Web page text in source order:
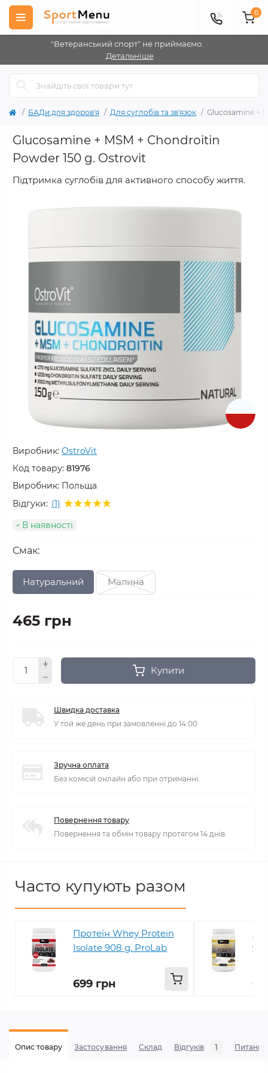
"Ветеранський спорт" не приймаємо.
Детальніше
0
БАДи для здоров'я Для суглобів та зв'язок Glucosamine +
Glucosamine + MSM + Chondroitin
Powder 150 g. Ostrovit
Підтримка суглобів для активного способу життя.
Виробник: OstroVit
Код товару: 81976
Виробник: Польща
Відгуки: (1)
В наявності
Смак:
Натуральний Малина
465 грн
Купити
Швидка доставка
У той же день при замовленні до 14:00
Зручна оплата
Без комісій онлайн або при отриманні.
Повернення товару
Повернення та обмін товару протягом 14 днів.
Часто купують разом
Протеїн Whey Protein
Isolate 908 g. ProLab
699 грн
Опис товару Застосування Склад Відгуків 1 Питання